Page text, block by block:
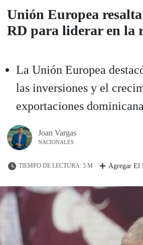
Unión Europea
RD para liderar en la
La Unión Europea
las inversiones y el
exportaciones
Joan Vargas
NACIONALES
TIEMPO DE LECTURA: 5 M Agregar El